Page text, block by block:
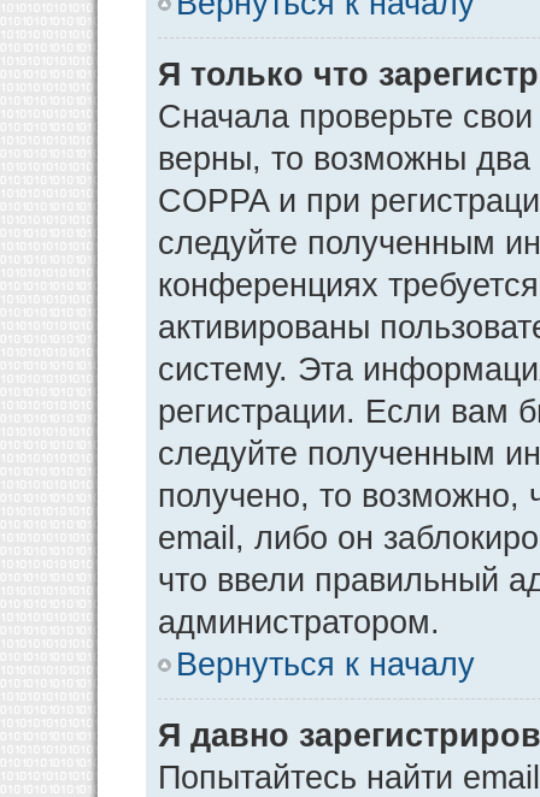
Я только что
Сначала проверьте
верны, то возможны
COPPA и при
следуйте полученным
конференциях
активированы
систему. Эта
регистрации. Если вам
следуйте полученным
получено, то возможно,
email, либо он
что ввели правильный
администратором.
Вернуться к началу
Я давно
Попытайтесь найти